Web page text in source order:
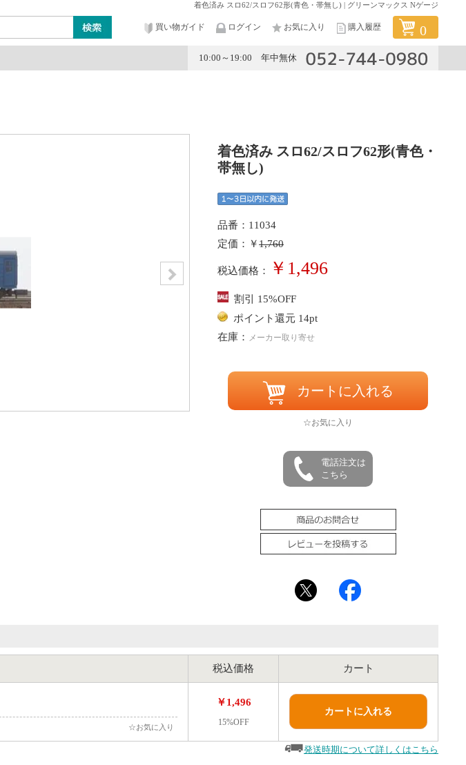
着色済み スロ62/スロフ62形(青色・帯無し) | グリーンマックス Nゲージ
買い物ガイド ログイン お気に入り 購入履歴 0
10:00～19:00 年中無休
着色済み スロ62/スロフ62形(青色・
帯無し)
品番：11034
定価：￥1,760
税込価格： ￥1,496
割引 15%OFF
ポイント還元 14pt
在庫： メーカー取り寄せ
カートに入れる
☆お気に入り
電話注文は
こちら
税込価格 カート
☆お気に入り
￥1,496
15%OFF
カートに入れる
発送時期について詳しくはこちら